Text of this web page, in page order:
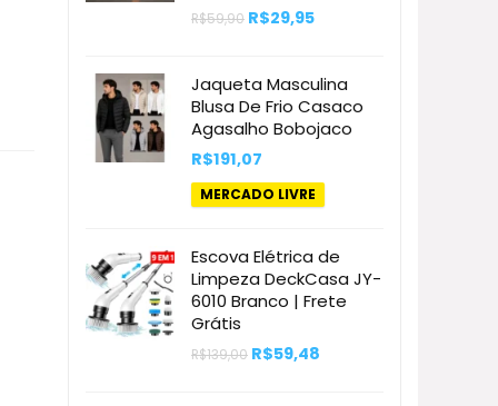
R$59,90 O
preço
R$59,90.
R$29,95O
R$29,95.
Jaqueta Masculina
Blusa De Frio Casaco
Agasalho Bobojaco
R$191,07
MERCADO LIVRE
Escova Elétrica de
Limpeza DeckCasa JY-
6010 Branco | Frete
Grátis
R$139,00 O
preço
R$59,48